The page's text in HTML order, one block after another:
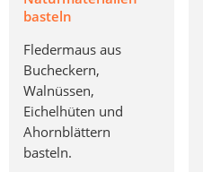
basteln
Fledermaus aus
Bucheckern,
Walnüssen,
Eichelhüten und
Ahornblättern
basteln.